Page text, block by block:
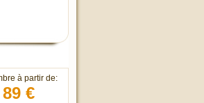
à partir de:
89 €